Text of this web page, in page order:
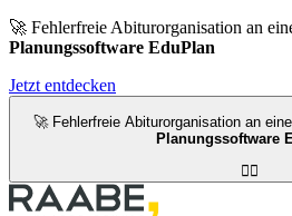
🚀 Fehlerfreie Abiturorganisation an
Planungssoftware EduPlan
Jetzt entdecken
🚀 Fehlerfreie Abiturorganisation an
Planungssoftware
